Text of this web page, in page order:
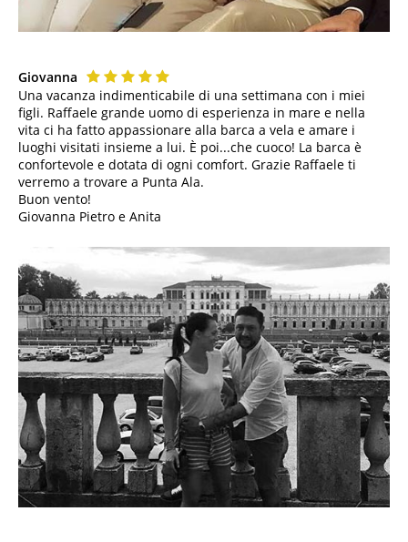
Giovanna
Una vacanza indimenticabile di una settimana con i miei
figli. Raffaele grande uomo di esperienza in mare e nella
vita ci ha fatto appassionare alla barca a vela e amare i
luoghi visitati insieme a lui. È poi...che cuoco! La barca è
confortevole e dotata di ogni comfort. Grazie Raffaele ti
verremo a trovare a Punta Ala.
Buon vento!
Giovanna Pietro e Anita